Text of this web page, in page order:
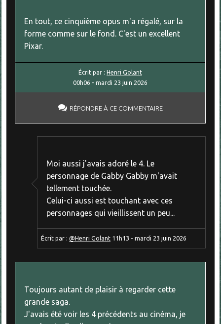
En tout, ce cinquième opus m'a régalé, sur la
forme comme sur le fond. C'est un excellent
Pixar.
Écrit par :Henri Golant
00h06 -mardi 23 juin 2026
RÉPONDRE À CE COMMENTAIRE
Moi aussi j'avais adoré le 4. Le
personnage de Gabby Gabby m'avait
tellement touchée.
Celui-ci aussi est touchant avec ces
personnages qui vieillissent un peu...
Écrit par :@Henri Golant 11h13 -mardi 23 juin 2026
Toujours autant de plaisir à regarder cette
grande saga.
J'avais été voir les 4 précédents au cinéma, je